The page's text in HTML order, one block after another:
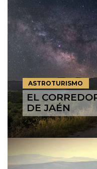
ASTROTURISMO
EL
DE JAÉN